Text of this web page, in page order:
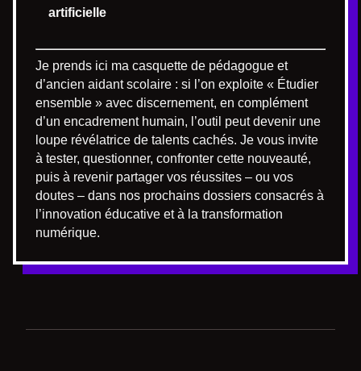
artificielle
Je prends ici ma casquette de pédagogue et
d’ancien aidant scolaire : si l’on exploite « Étudier
ensemble » avec discernement, en complément
d’un encadrement humain, l’outil peut devenir une
loupe révélatrice de talents cachés. Je vous invite
à tester, questionner, confronter cette nouveauté,
puis à revenir partager vos réussites – ou vos
doutes – dans nos prochains dossiers consacrés à
l’innovation éducative et à la transformation
numérique.